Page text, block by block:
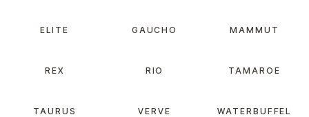
ELITE GAUCHO MAMMUT
REX RIO TAMAROE
TAURUS VERVE WATERBUFFEL